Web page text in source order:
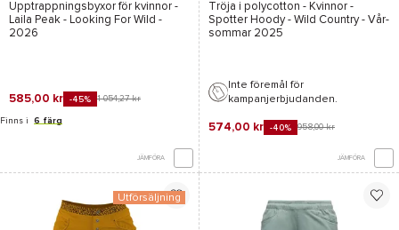
Upptrappningsbyxor för kvinnor -
Laila Peak - Looking For Wild -
2026
585,00 kr -45% 1 054,27 kr
Finns i 6 färg
JÄMFÖRA
Tröja i polycotton - Kvinnor -
Spotter Hoody - Wild Country- Vår-
sommar 2025
Inte föremål för
kampanjerbjudanden.
574,00 kr -40% 958,00 kr
JÄMFÖRA
Utförsäljning